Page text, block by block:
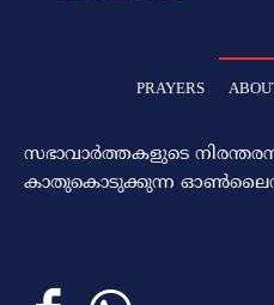
PRAYERS
സഭാവാര്‍ത്തകളുടെ
കാതുകൊടുക്കുന്ന ഓണ്‍ലൈന്‍